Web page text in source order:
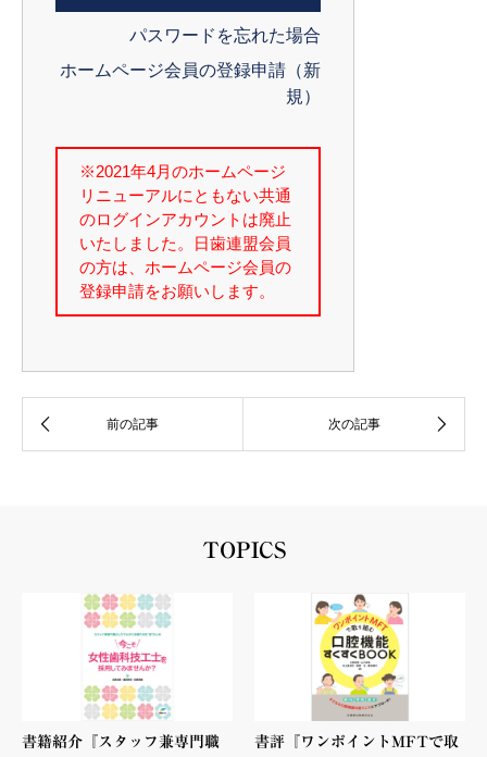
パスワードを忘れた場合
ホームページ会員の登録申請（新
規）
TOPICS
書籍紹介『スタッフ兼専門職
書評『ワンポイントMFTで取